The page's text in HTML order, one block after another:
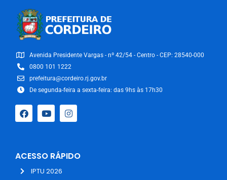
Avenida Presidente Vargas - nº 42/54 - Centro - CEP: 28540-000
0800 101 1222
prefeitura@cordeiro.rj.gov.br
De segunda-feira a sexta-feira: das 9hs às 17h30
ACESSO RÁPIDO
IPTU 2026